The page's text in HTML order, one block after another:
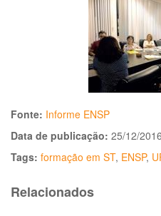
Fonte: Informe ENSP
Data de publicação: 25/12/2016
Tags: formação em ST, ENSP,
Relacionados